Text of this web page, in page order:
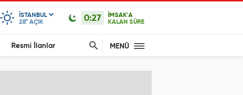
ISTANBUL
28° AÇIK 0:27
İMSAK'A
KALAN SÜRE
Resmi İlanlar MENÜ